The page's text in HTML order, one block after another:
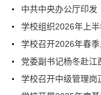
中共中央办公厅印发
学校组织2026年上半年
学校召开2026年春
党委副书记杨冬赴江
学校召开中级管理岗